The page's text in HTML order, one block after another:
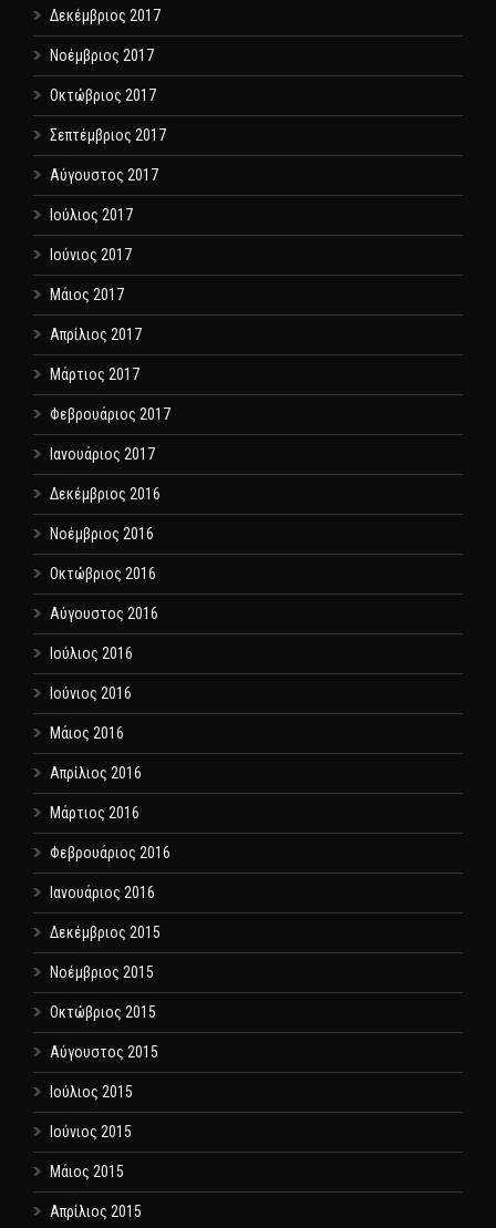
Δεκέμβριος 2017
Νοέμβριος 2017
Οκτώβριος 2017
Σεπτέμβριος 2017
Αύγουστος 2017
Ιούλιος 2017
Ιούνιος 2017
Μάιος 2017
Απρίλιος 2017
Μάρτιος 2017
Φεβρουάριος 2017
Ιανουάριος 2017
Δεκέμβριος 2016
Νοέμβριος 2016
Οκτώβριος 2016
Αύγουστος 2016
Ιούλιος 2016
Ιούνιος 2016
Μάιος 2016
Απρίλιος 2016
Μάρτιος 2016
Φεβρουάριος 2016
Ιανουάριος 2016
Δεκέμβριος 2015
Νοέμβριος 2015
Οκτώβριος 2015
Αύγουστος 2015
Ιούλιος 2015
Ιούνιος 2015
Μάιος 2015
Απρίλιος 2015